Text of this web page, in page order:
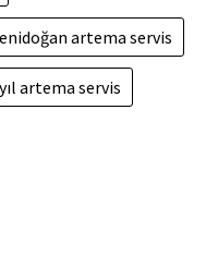
artema servis
artema servis